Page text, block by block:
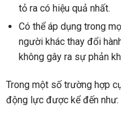
tỏ ra có hiệu quả nhất.
Có thể áp dụng trong
người khác thay đổi
không gây ra sự phản
Trong một số trường hợp
động lực được kể đến như: